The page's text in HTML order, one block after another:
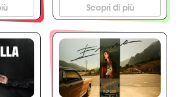
Scopri di più